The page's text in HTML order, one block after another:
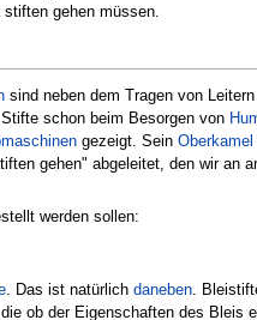
gehen müssen.
sind neben dem Tragen von
schon beim Besorgen von
gezeigt. Sein Oberkamel
gehen" abgeleitet, den wir an
werden sollen:
. Das ist natürlich daneben.
ob der Eigenschaften des